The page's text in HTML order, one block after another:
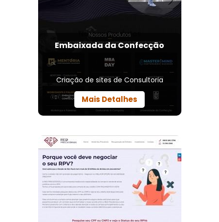
Embaixada da Confecção
Criação de sites de Consultoria
Mais Detalhes